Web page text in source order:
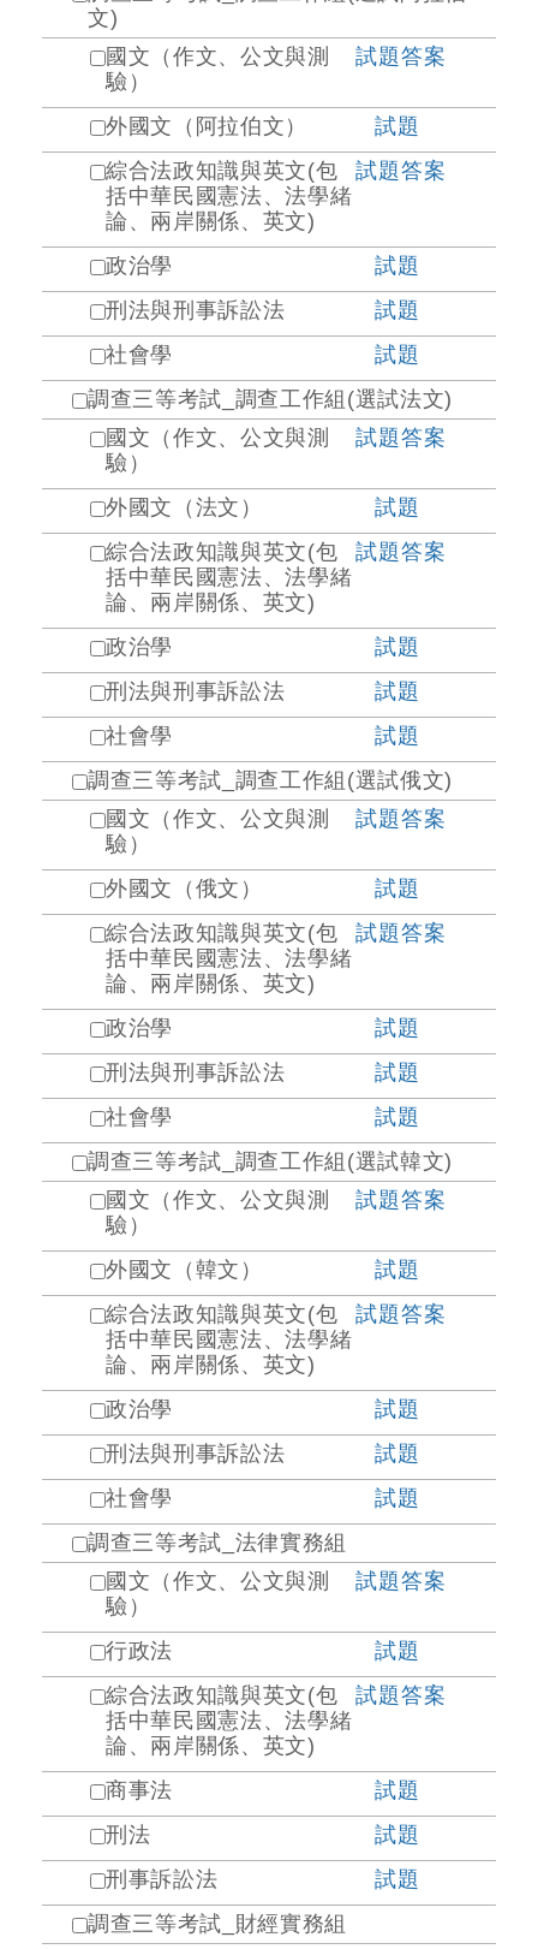
文)
國文（作文、公文與測
驗）
試題答案
外國文（阿拉伯文）
試題
綜合法政知識與英文(包
括中華民國憲法、法學緒
論、兩岸關係、英文)
試題答案
政治學
試題
刑法與刑事訴訟法
試題
社會學
試題
調查三等考試_調查工作組(選試法文)
國文（作文、公文與測
驗）
試題答案
外國文（法文）
試題
綜合法政知識與英文(包
括中華民國憲法、法學緒
論、兩岸關係、英文)
試題答案
政治學
試題
刑法與刑事訴訟法
試題
社會學
試題
調查三等考試_調查工作組(選試俄文)
國文（作文、公文與測
驗）
試題答案
外國文（俄文）
試題
綜合法政知識與英文(包
括中華民國憲法、法學緒
論、兩岸關係、英文)
試題答案
政治學
試題
刑法與刑事訴訟法
試題
社會學
試題
調查三等考試_調查工作組(選試韓文)
國文（作文、公文與測
驗）
試題答案
外國文（韓文）
試題
綜合法政知識與英文(包
括中華民國憲法、法學緒
論、兩岸關係、英文)
試題答案
政治學
試題
刑法與刑事訴訟法
試題
社會學
試題
調查三等考試_法律實務組
國文（作文、公文與測
驗）
試題答案
行政法
試題
綜合法政知識與英文(包
括中華民國憲法、法學緒
論、兩岸關係、英文)
試題答案
商事法
試題
刑法
試題
刑事訴訟法
試題
調查三等考試_財經實務組